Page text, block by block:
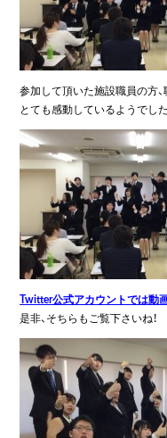
参加して頂いた施設職員の方
とても感動しているようでした
Twitter公式アカウントでは動
是非、そちらもご覧下さいね！